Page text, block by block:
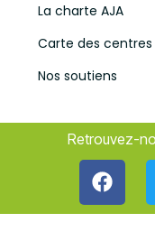
La charte AJA
Carte des centres
Nos soutiens
Retrouvez-